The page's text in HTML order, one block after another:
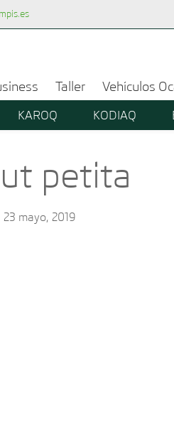
Taller Vehículos
KAROQ KODIAQ
petita
23 mayo, 2019